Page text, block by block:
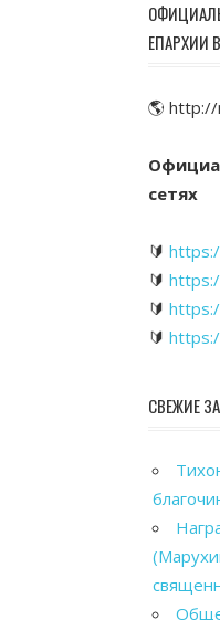
ЕПАРХИИ
🌎 http://
сетях
🔰
🔰
🔰
🔰
СВЕЖИЕ